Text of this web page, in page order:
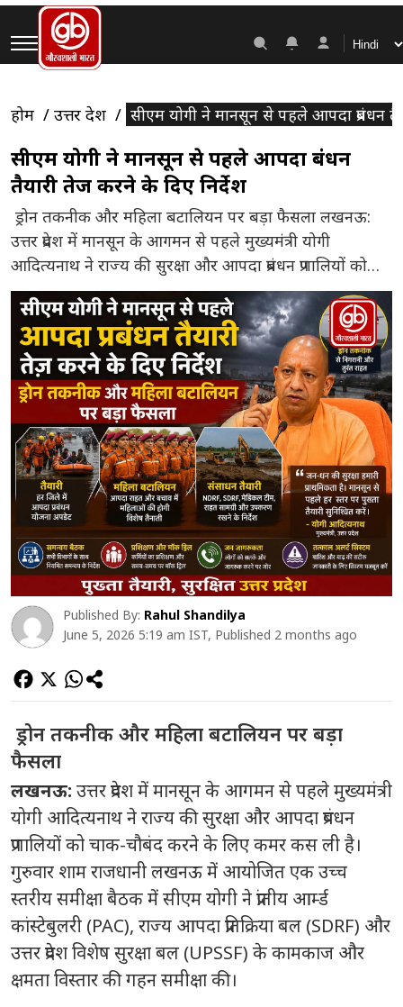
होम उत्तर प्रदेश सीएम योगी ने मानसून से पहले आपदा प्रबंधन
सीएम योगी ने मानसून से पहले आपदा प्रबंधन
तैयारी तेज करने के दिए निर्देश
ड्रोन तकनीक और महिला बटालियन पर बड़ा फैसला लखनऊ:
उत्तर प्रदेश में मानसून के आगमन से पहले मुख्यमंत्री योगी
आदित्यनाथ ने राज्य की सुरक्षा और आपदा प्रबंधन प्रणालियों को
चाक-चौबंद करने के लिए कमर कस ली है। गुरुवार शाम राजधानी
लखनऊ में आयोजित एक उच्च स्तरीय समीक्षा बैठक में सीएम
योगी ने प्रांतीय आर्म्ड कांस्टेबुलरी […]
Published By: Rahul Shandilya
June 5, 2026 5:19 am IST, Published 2 months ago
ड्रोन तकनीक और महिला बटालियन पर बड़ा
फैसला
लखनऊ: उत्तर प्रदेश में मानसून के आगमन से पहले मुख्यमंत्री
योगी आदित्यनाथ ने राज्य की सुरक्षा और आपदा प्रबंधन
प्रणालियों को चाक-चौबंद करने के लिए कमर कस ली है।
गुरुवार शाम राजधानी लखनऊ में आयोजित एक उच्च
स्तरीय समीक्षा बैठक में सीएम योगी ने प्रांतीय आर्म्ड
कांस्टेबुलरी (PAC), राज्य आपदा प्रतिक्रिया बल (SDRF) और
उत्तर प्रदेश विशेष सुरक्षा बल (UPSSF) के कामकाज और
क्षमता विस्तार की गहन समीक्षा की।